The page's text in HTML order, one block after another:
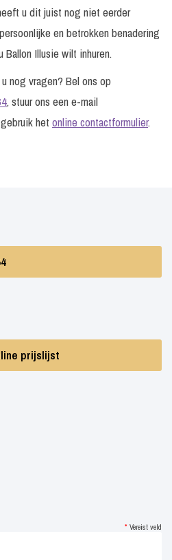
u dit juist nog niet eerder
en betrokken benadering
Ballon Illusie wilt inhuren.
nog vragen? Bel ons op
, stuur ons een e-mail
het online contactformulier.
prijslijst
* Vereist veld